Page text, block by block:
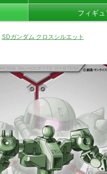
フィギュ
SDガンダム クロスシルエット